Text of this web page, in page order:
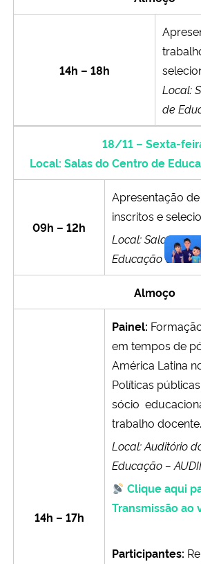
14h – 18h
Local:
de
18/11 – Sexta-
Local: Salas do Centro de
09h – 12h
Apresentação
inscritos e
Local: Salas do
Educação UFSM
Almoço
14h – 17h
Painel:
em tempos de
América Latina
Políticas
sócio
trabalho docente.
Local: Auditório
Educação –
Clique aqui
Transmissão ao
Participantes: